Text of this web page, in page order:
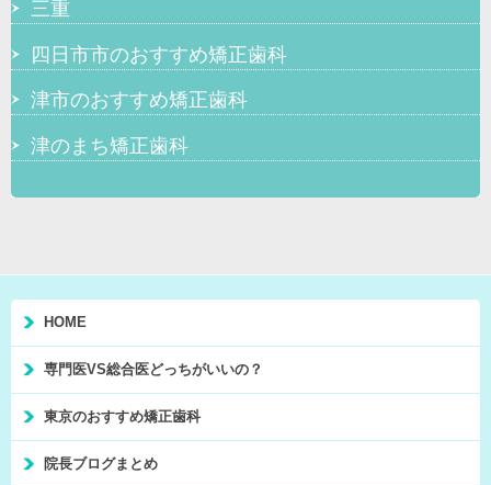
三重
四日市市のおすすめ矯正歯科
津市のおすすめ矯正歯科
津のまち矯正歯科
HOME
専門医VS総合医どっちがいいの？
東京のおすすめ矯正歯科
院長ブログまとめ